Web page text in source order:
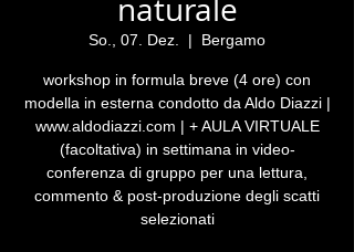
naturale
So., 07. Dez.
  |
Bergamo
workshop in formula breve (4 ore) con
modella in esterna condotto da Aldo Diazzi |
www.aldodiazzi.com | + AULA VIRTUALE
(facoltativa) in settimana in video-
conferenza di gruppo per una lettura,
commento & post-produzione degli scatti
selezionati